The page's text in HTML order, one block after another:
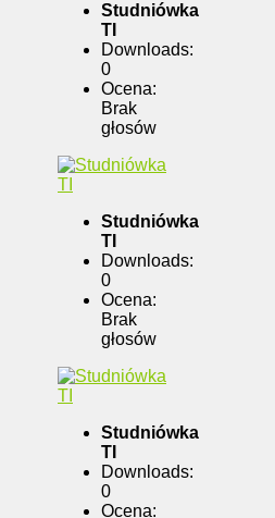
Studniówka
TI
Downloads:
0
Ocena:
Brak
głosów
Studniówka
TI
Downloads:
0
Ocena:
Brak
głosów
Studniówka
TI
Downloads:
0
Ocena: